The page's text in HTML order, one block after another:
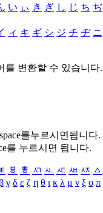
い ぃ き ぎ し じ ち ぢ
ィ キ ギ シ ジ チ ヂ ニ
를 변환할 수 있습니다.
를누르시면됩니다.
를 누르시면 됩니다.
ㅸ ㅹ ㅺ ㅻ ㅼ ㅽ ㅾ ㅿ
β γ δ ε ζ η θ ι κ λ μ ν ξ ο π